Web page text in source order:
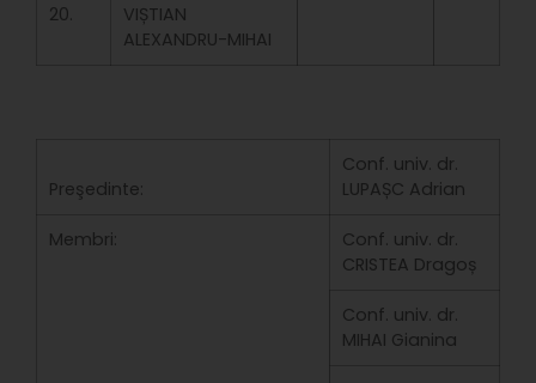
20.
VIȘTIAN
ALEXANDRU-MIHAI
Preşedinte:
Conf. univ. dr.
LUPAȘC Adrian
Membri:
Conf. univ. dr.
CRISTEA Dragoș
Conf. univ. dr.
MIHAI Gianina